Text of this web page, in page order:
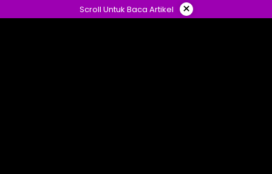
ke
Scroll Untuk Baca Artikel ×